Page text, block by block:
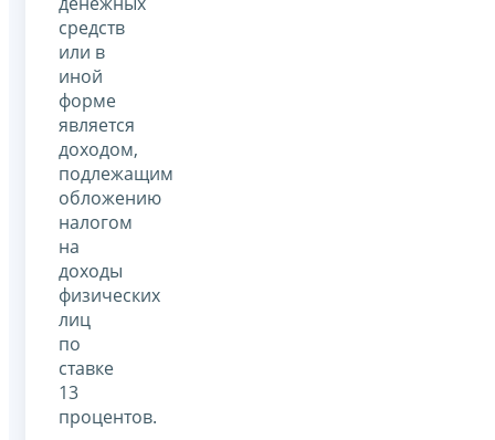
средств
или в
иной
форме
является
доходом,
подлежащим
обложению
налогом
на
доходы
физических
лиц
по
ставке
13
процентов.